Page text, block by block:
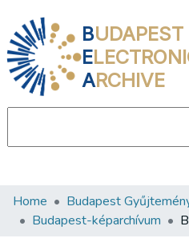
BUDAPEST
E
ARCHIVE
Communities & Collections
Home Budapest
Budapest-képarchívum